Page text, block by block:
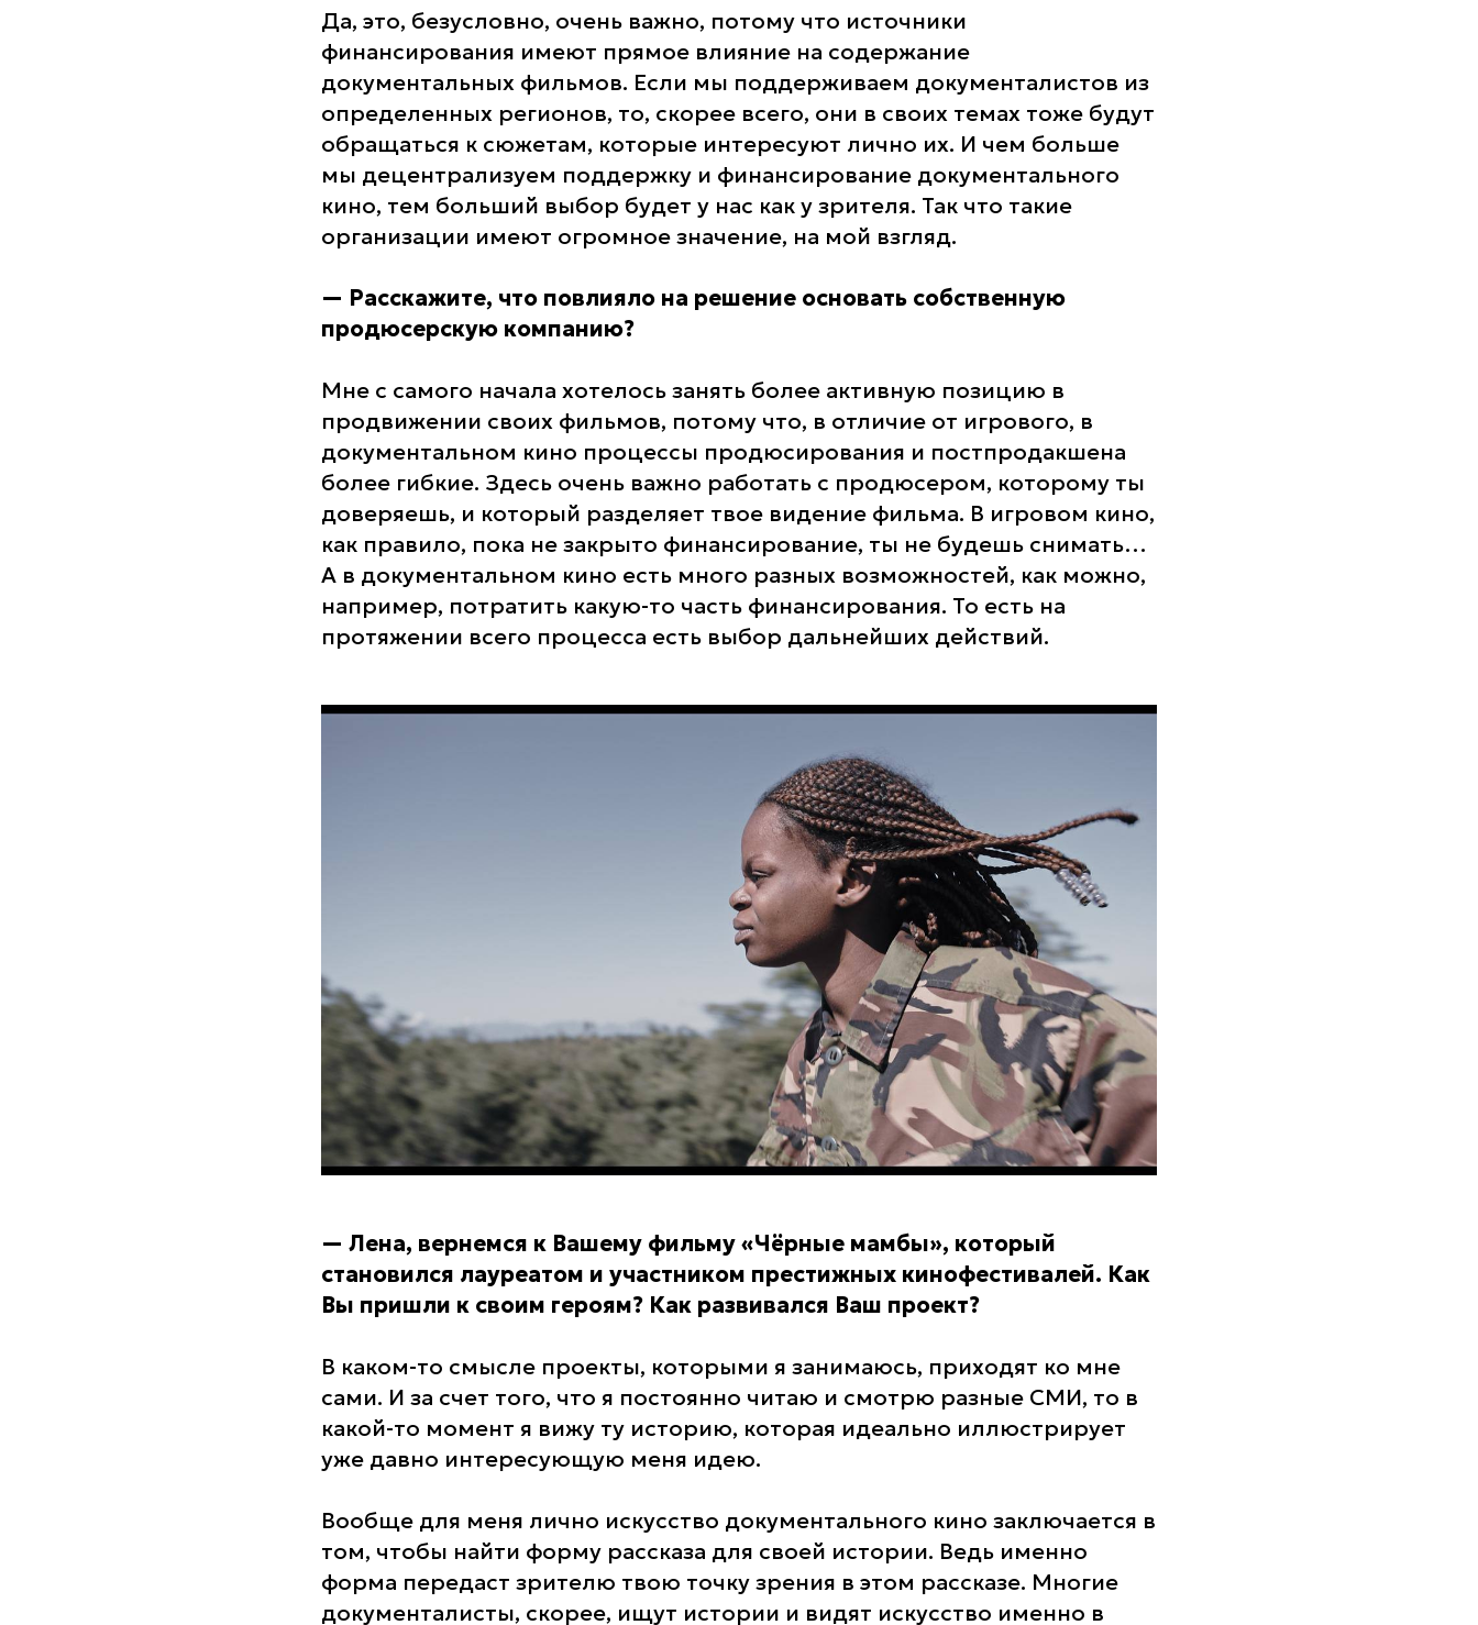
Да, это, безусловно, очень важно, потому что источники
финансирования имеют прямое влияние на содержание
документальных фильмов. Если мы поддерживаем документалистов из
определенных регионов, то, скорее всего, они в своих темах тоже будут
обращаться к сюжетам, которые интересуют лично их. И чем больше
мы децентрализуем поддержку и финансирование документального
кино, тем больший выбор будет у нас как у зрителя. Так что такие
организации имеют огромное значение, на мой взгляд.
— Расскажите, что повлияло на решение основать собственную
продюсерскую компанию?
Мне с самого начала хотелось занять более активную позицию в
продвижении своих фильмов, потому что, в отличие от игрового, в
документальном кино процессы продюсирования и постпродакшена
более гибкие. Здесь очень важно работать с продюсером, которому ты
доверяешь, и который разделяет твое видение фильма. В игровом кино,
как правило, пока не закрыто финансирование, ты не будешь снимать…
А в документальном кино есть много разных возможностей, как можно,
например, потратить какую-то часть финансирования. То есть на
протяжении всего процесса есть выбор дальнейших действий.
— Лена, вернемся к Вашему фильму «Чёрные мамбы», который
становился лауреатом и участником престижных кинофестивалей. Как
Вы пришли к своим героям? Как развивался Ваш проект?
В каком-то смысле проекты, которыми я занимаюсь, приходят ко мне
сами. И за счет того, что я постоянно читаю и смотрю разные СМИ, то в
какой-то момент я вижу ту историю, которая идеально иллюстрирует
уже давно интересующую меня идею.
Вообще для меня лично искусство документального кино заключается в
том, чтобы найти форму рассказа для своей истории. Ведь именно
форма передаст зрителю твою точку зрения в этом рассказе. Многие
документалисты, скорее, ищут истории и видят искусство именно в